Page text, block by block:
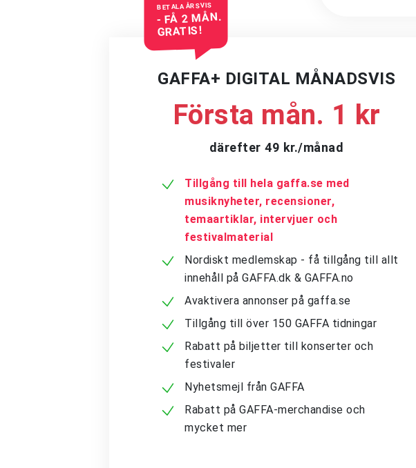
BETALA ÅRSVIS
- FÅ 2 MÅN.
GRATIS!
GAFFA+ DIGITAL MÅNADSVIS
Första mån. 1 kr
därefter 49 kr./månad
Tillgång till hela gaffa.se med
musiknyheter, recensioner,
temaartiklar, intervjuer och
festivalmaterial
Nordiskt medlemskap - få tillgång till allt
innehåll på GAFFA.dk & GAFFA.no
Avaktivera annonser på gaffa.se
Tillgång till över 150 GAFFA tidningar
Rabatt på biljetter till konserter och
festivaler
Nyhetsmejl från GAFFA
Rabatt på GAFFA-merchandise och
mycket mer